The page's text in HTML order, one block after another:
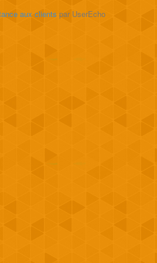
aux clients par UserEcho